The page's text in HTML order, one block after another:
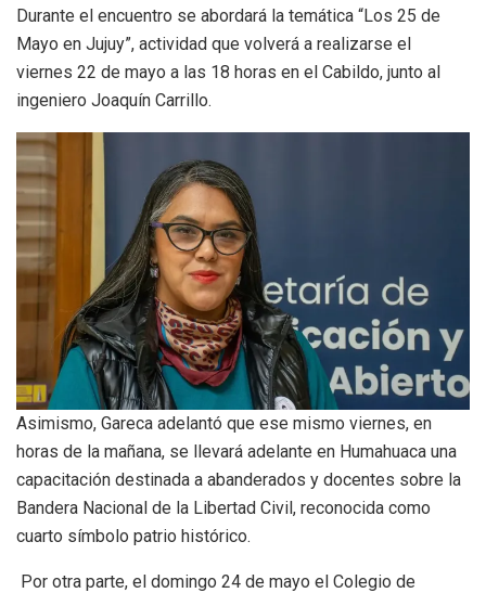
Durante el encuentro se abordará la temática “Los 25 de
Mayo en Jujuy”, actividad que volverá a realizarse el
viernes 22 de mayo a las 18 horas en el Cabildo, junto al
ingeniero Joaquín Carrillo.
Asimismo, Gareca adelantó que ese mismo viernes, en
horas de la mañana, se llevará adelante en Humahuaca una
capacitación destinada a abanderados y docentes sobre la
Bandera Nacional de la Libertad Civil, reconocida como
cuarto símbolo patrio histórico.
Por otra parte, el domingo 24 de mayo el Colegio de